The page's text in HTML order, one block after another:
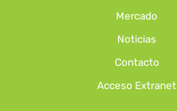
Mercado
Noticias
Contacto
Acceso Extranet